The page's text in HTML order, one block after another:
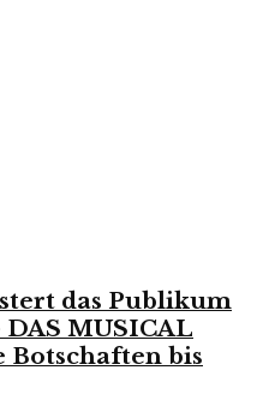
das Publikum
MUSICAL
Botschaften bis